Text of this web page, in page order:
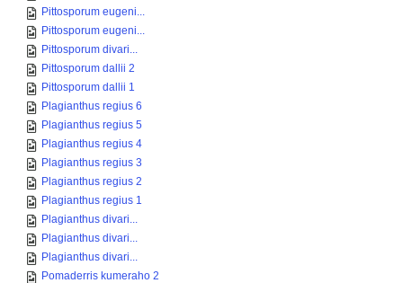
Pittosporum eugeni...
Pittosporum eugeni...
Pittosporum divari...
Pittosporum dallii 2
Pittosporum dallii 1
Plagianthus regius 6
Plagianthus regius 5
Plagianthus regius 4
Plagianthus regius 3
Plagianthus regius 2
Plagianthus regius 1
Plagianthus divari...
Plagianthus divari...
Plagianthus divari...
Pomaderris kumeraho 2